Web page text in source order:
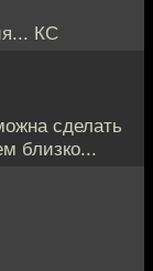
КС
сделать
близко...